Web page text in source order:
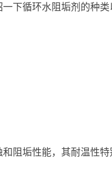
下循环水阻垢剂的种
阻垢性能，其耐温性特